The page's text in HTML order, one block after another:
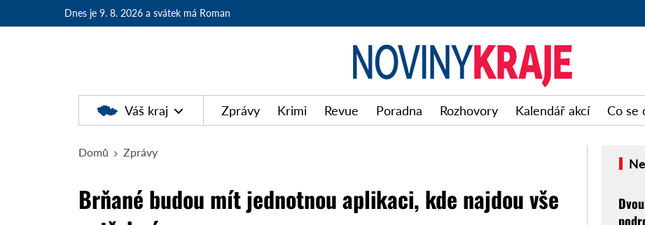
Dnes je 9. 8. 2026 a svátek má Roman
Noviny
kraje
Váš kraj Zprávy Krimi Revue Poradna Rozhovory Kalendář akcí Co se
Domů Zprávy
Brňané budou mít jednotnou aplikaci, kde najdou vše